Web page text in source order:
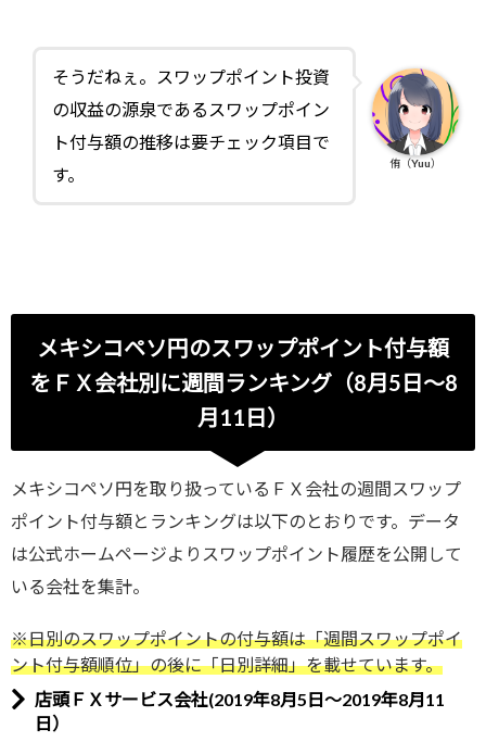
そうだねぇ。スワップポイント投資
の収益の源泉であるスワップポイン
ト付与額の推移は要チェック項目で
す。
侑（Yuu）
メキシコペソ円のスワップポイント付与額
をＦＸ会社別に週間ランキング（8月5日～8
月11日）
メキシコペソ円を取り扱っているＦＸ会社の週間スワップ
ポイント付与額とランキングは以下のとおりです。データ
は公式ホームページよりスワップポイント履歴を公開して
いる会社を集計。
※日別のスワップポイントの付与額は「週間スワップポイ
ント付与額順位」の後に「日別詳細」を載せています。
店頭ＦＸサービス会社(2019年8月5日～2019年8月11
日）